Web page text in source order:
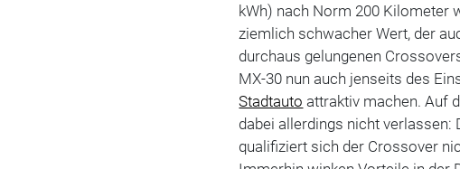
kWh) nach Norm 200 Kilometer
ziemlich schwacher Wert, der
durchaus gelungenen
MX-30 nun auch jenseits des
Stadtauto attraktiv machen. Auf
dabei allerdings nicht verlassen:
qualifiziert sich der Crossover